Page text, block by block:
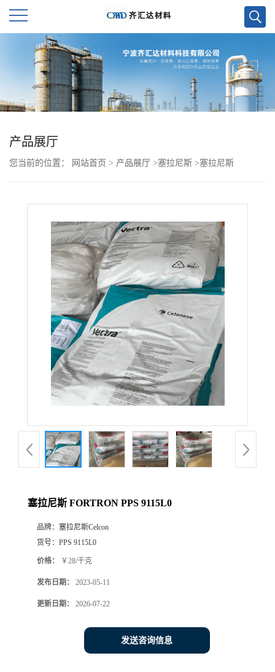
首
页
公
品
厅
产品展厅
您当前的位置： 网站首页 > 产品展厅 >塞拉尼斯 >塞拉尼斯
塞拉尼斯 FORTRON PPS 9115L0
品牌： 塞拉尼斯Celcon
货号： PPS 9115L0
价格： ￥28/千克
发布日期： 2023-05-11
更新日期： 2026-07-22
发送咨询信息